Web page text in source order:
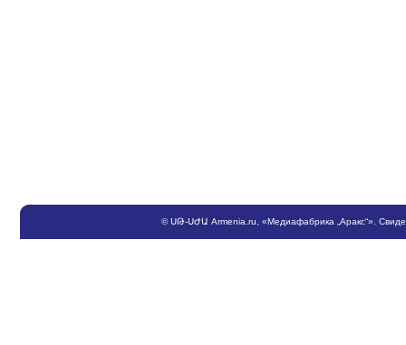
©ՍԹ-ՍԺԱ Armenia.ru , «Медиафабрика „Аракс“».